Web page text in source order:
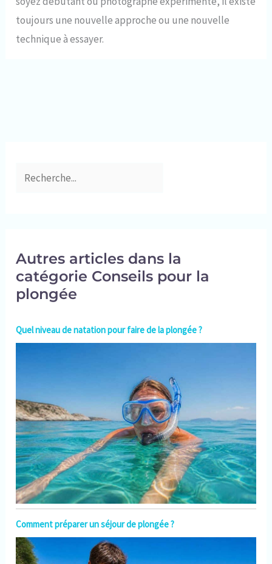
toujours une nouvelle approche ou une nouvelle
technique à essayer.
Autres articles dans la
catégorie Conseils pour la
plongée
Quel niveau de natation pour faire de la plongée ?
Comment préparer un séjour de plongée ?